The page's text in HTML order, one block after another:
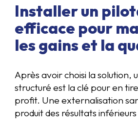
Installer un
efficace pour
les gains et la
Après avoir choisi la solution,
structuré est la clé pour en
profit. Une externalisation
produit des résultats